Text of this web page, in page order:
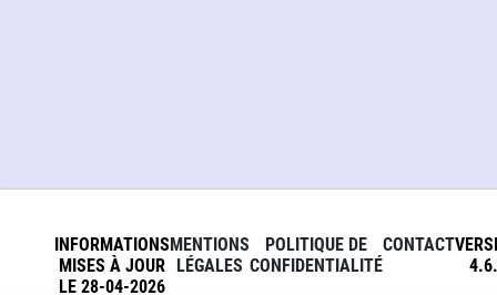
INFORMATIONS
MISES À JOUR
LE 28-04-2026
MENTIONS
LÉGALES
POLITIQUE DE
CONFIDENTIALITÉ
CONTACT